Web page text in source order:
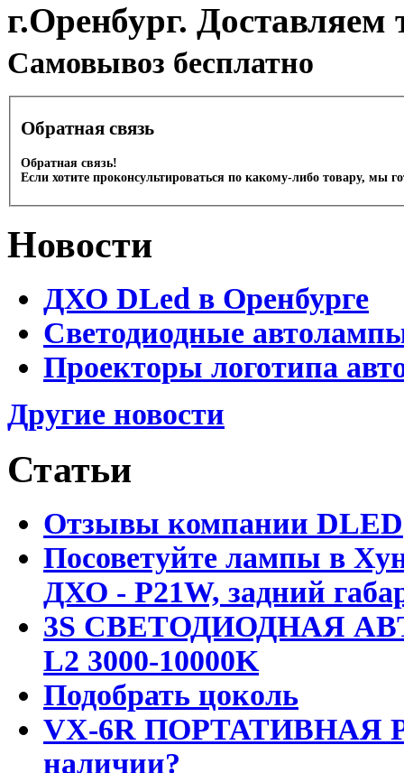
г.Оренбург.
Cамовывоз бесплатно
Обратная связь
Обратная связь!
Если хотите проконсультироваться по какому-либо товару, мы
Новости
ДХО DLed в Оренбурге
Светодиодные
Проекторы логотипа
Другие новости
Статьи
Отзывы компании DLED
Посоветуйте лампы в
ДХО - P21W, задний
3S СВЕТОДИОДНАЯ
L2 3000-10000K
Подобрать цоколь
VX-6R ПОРТАТИВНАЯ
наличии?